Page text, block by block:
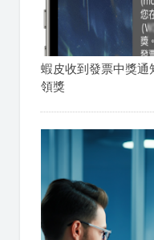
蝦皮收到發票中獎通
領獎